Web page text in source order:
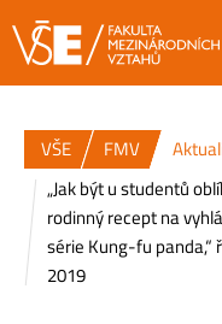
VŠE FMV
„Jak být u studentů
rodinný recept na
série Kung-fu panda,“
2019